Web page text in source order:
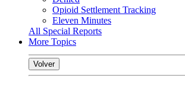
Opioid Settlement Tracking
Eleven Minutes
All Special Reports
More Topics
Volver